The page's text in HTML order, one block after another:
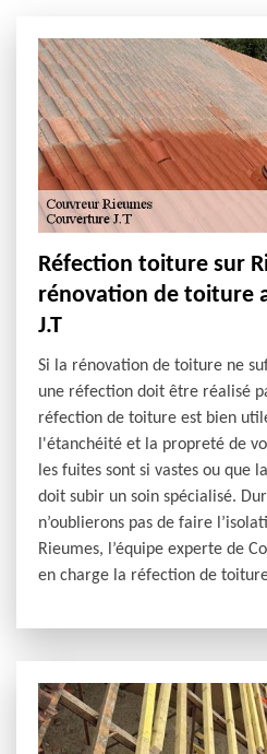
Réfection toiture sur
rénovation de toiture
J.T
Si la rénovation de toiture ne
une réfection doit être réalisé
réfection de toiture est bien
l'étanchéité et la propreté de
les fuites sont si vastes ou que
doit subir un soin spécialisé.
n’oublierons pas de faire
Rieumes, l’équipe experte de
en charge la réfection de